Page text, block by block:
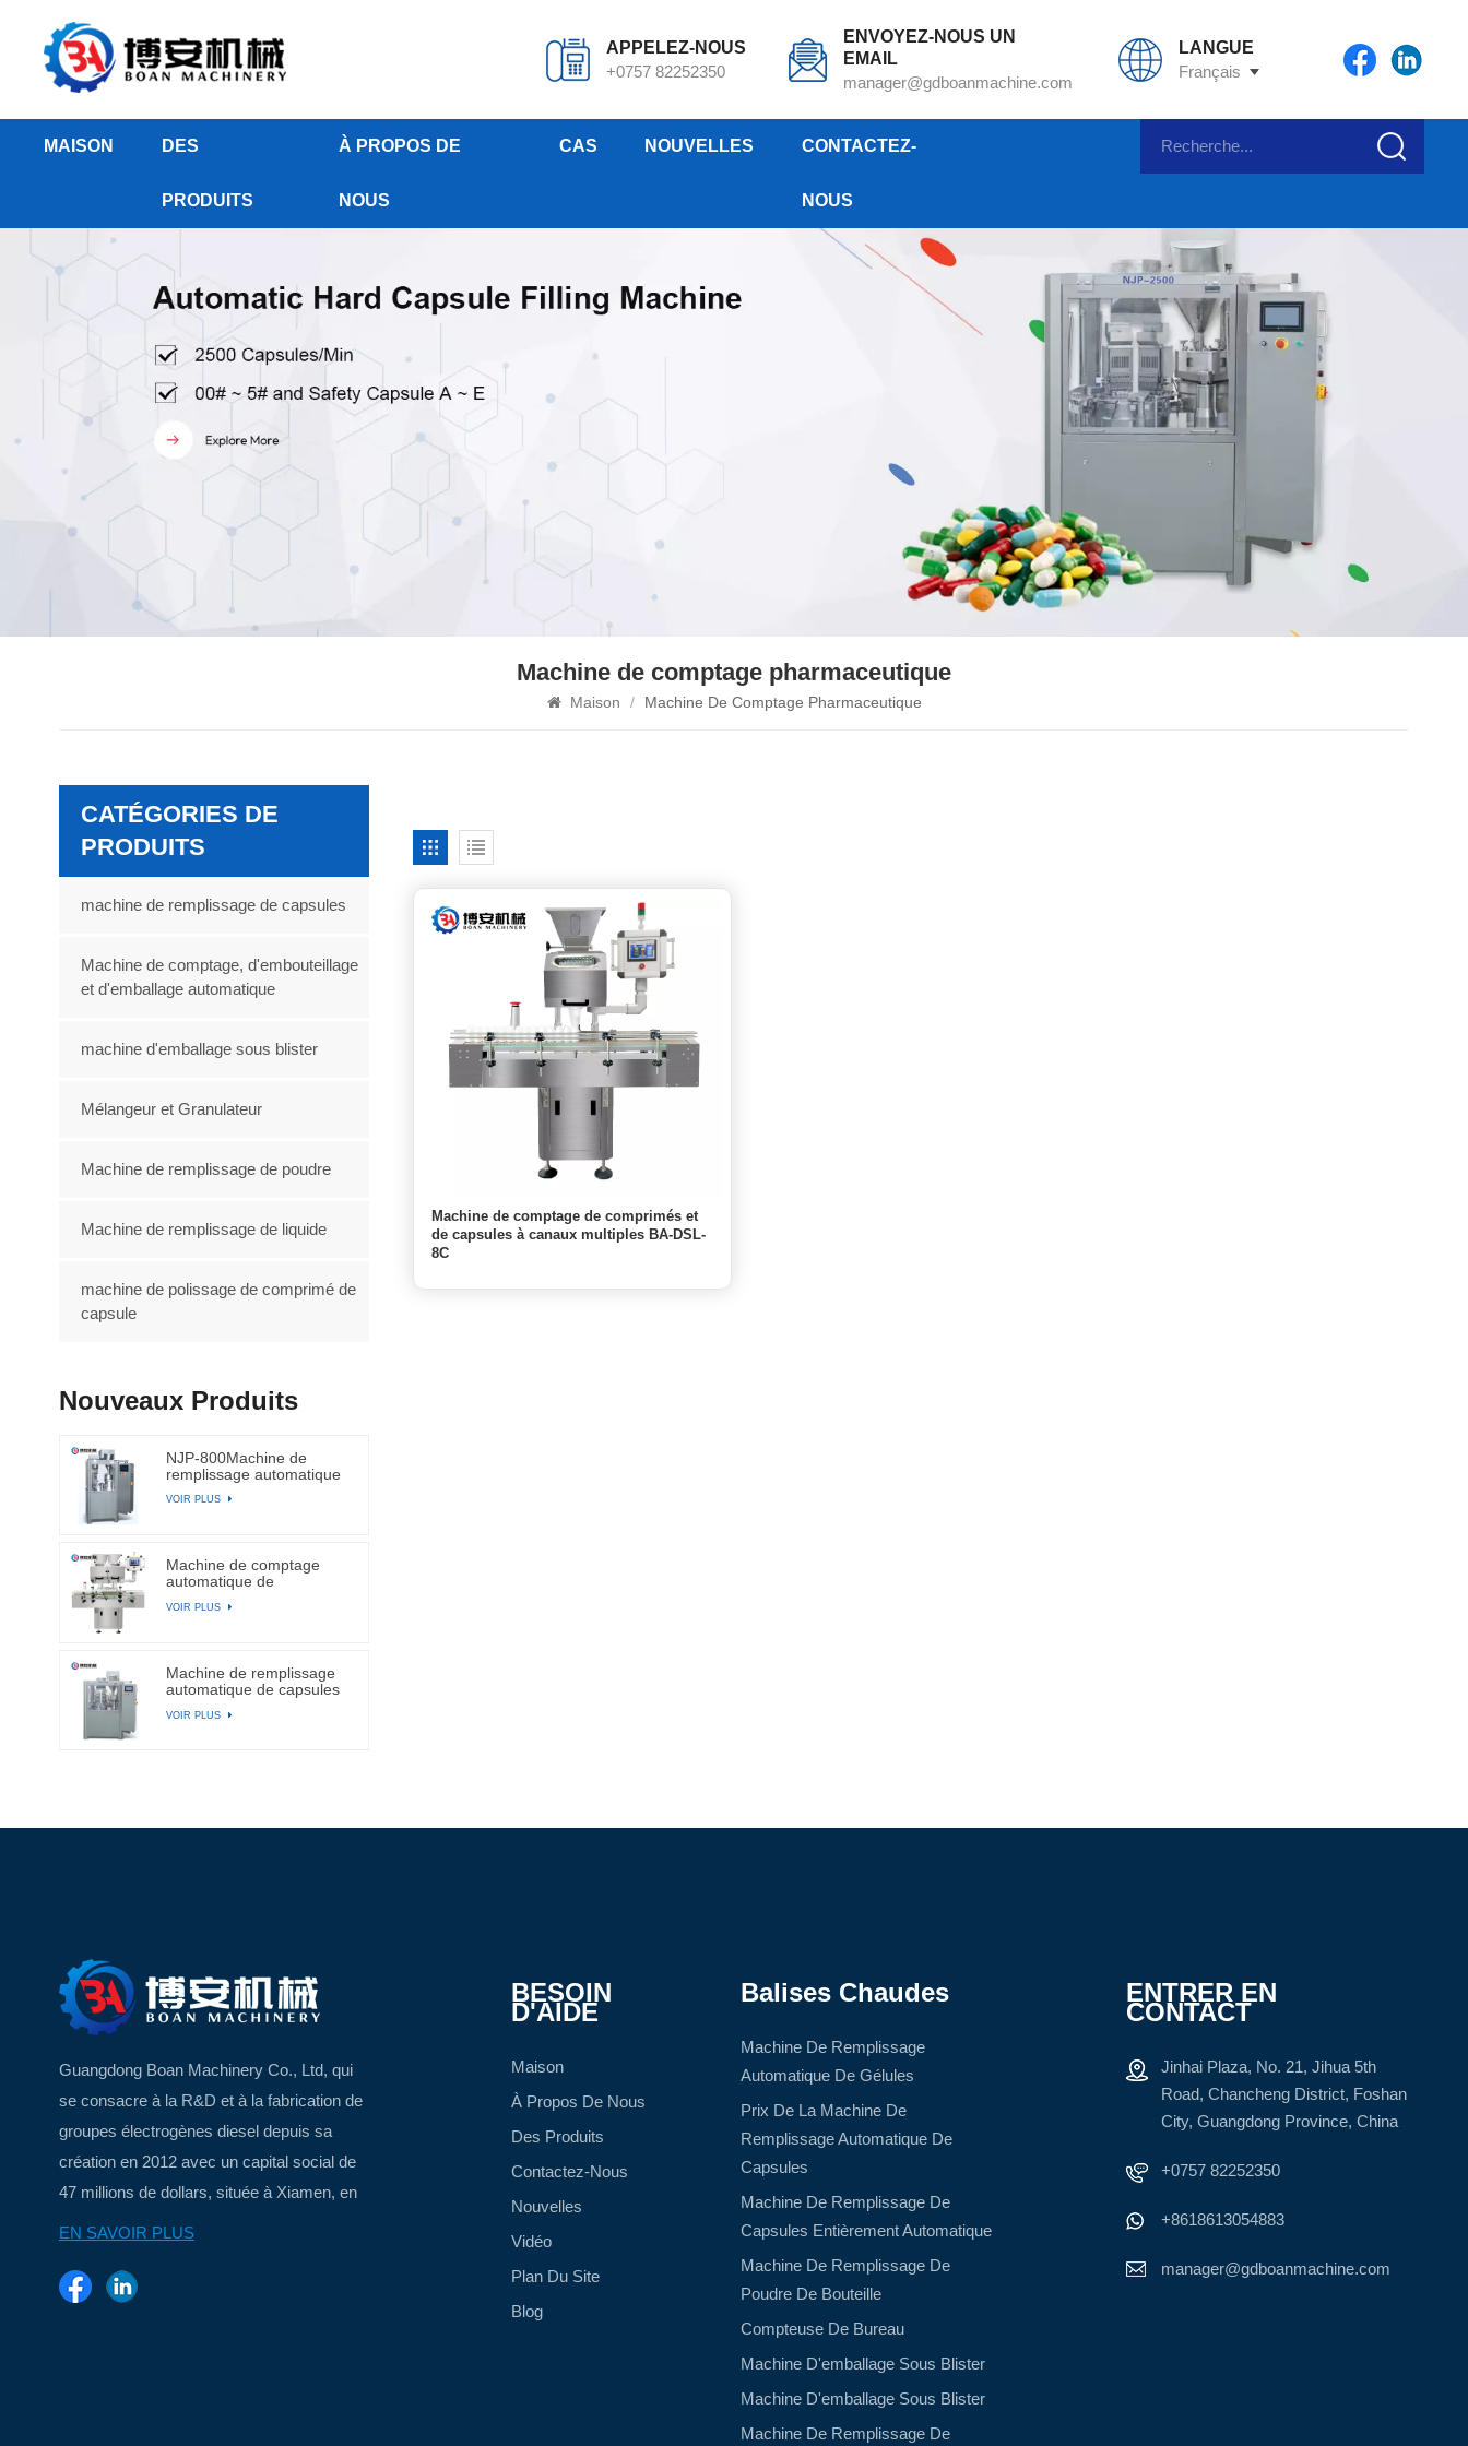
APPELEZ-NOUS
+0757 82252350
ENVOYEZ-NOUS UN
EMAIL
manager@gdboanmachine.com
LANGUE
Français
MAISON DES
PRODUITS
À PROPOS DE
NOUS
CAS NOUVELLES CONTACTEZ-
NOUS
Machine de comptage pharmaceutique
Maison / Machine De Comptage Pharmaceutique
Machine de comptage de comprimés et
de capsules à canaux multiples BA-DSL-
8C
CATÉGORIES DE
PRODUITS
machine de remplissage de capsules
Machine de comptage, d'embouteillage
et d'emballage automatique
machine d'emballage sous blister
Mélangeur et Granulateur
Machine de remplissage de poudre
Machine de remplissage de liquide
machine de polissage de comprimé de
capsule
Nouveaux Produits
NJP-800Machine de
remplissage automatique
VOIR PLUS
Machine de comptage
automatique de
électroniques à canal BA-
VOIR PLUS
Machine de remplissage
automatique de capsules
2500
VOIR PLUS
Guangdong Boan Machinery Co., Ltd, qui
se consacre à la R&D et à la fabrication de
groupes électrogènes diesel depuis sa
création en 2012 avec un capital social de
47 millions de dollars, située à Xiamen, en
Chine, une belle ville insulaire...
EN SAVOIR PLUS
BESOIN
D'AIDE
Maison
À Propos De Nous
Des Produits
Contactez-Nous
Nouvelles
Vidéo
Plan Du Site
Blog
Balises Chaudes
Machine De Remplissage
Automatique De Gélules
Prix De La Machine De
Remplissage Automatique De
Capsules
Machine De Remplissage De
Capsules Entièrement Automatique
Machine De Remplissage De
Poudre De Bouteille
Compteuse De Bureau
Machine D'emballage Sous Blister
Machine D'emballage Sous Blister
Machine De Remplissage De
ENTRER EN
CONTACT
Jinhai Plaza, No. 21, Jihua 5th
Road, Chancheng District, Foshan
City, Guangdong Province, China
+0757 82252350
+8618613054883
manager@gdboanmachine.com